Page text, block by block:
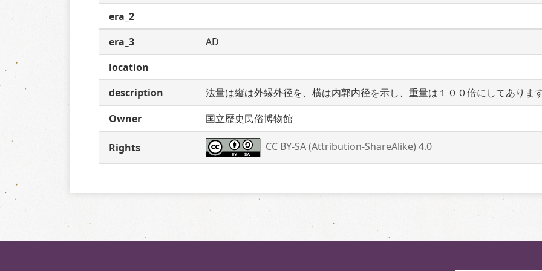
era_2
era_3
AD
location
description
法量は縦は外縁外径を、横は内郭内径を示し、重量は１００倍にしてありま
Owner
国立歴史民俗博物館
Rights CC BY-SA (Attribution-ShareAlike) 4.0